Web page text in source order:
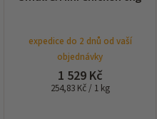
expedice do 2 dnů od vaší
objednávky
1 529 Kč
Měrná
254,83 Kč / 1 kg